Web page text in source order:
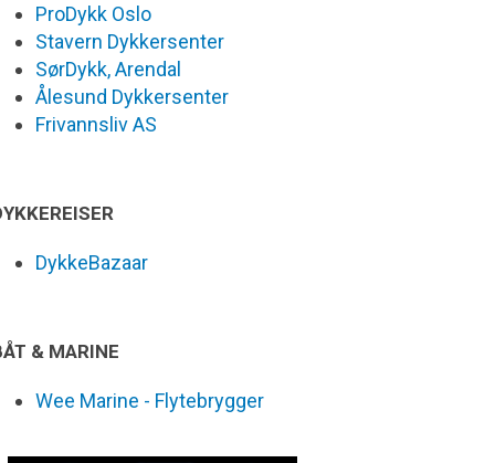
ProDykk Oslo
Stavern Dykkersenter
SørDykk, Arendal
Ålesund Dykkersenter
Frivannsliv AS
DykkeBazaar
& MARINE
Wee Marine - Flytebrygger